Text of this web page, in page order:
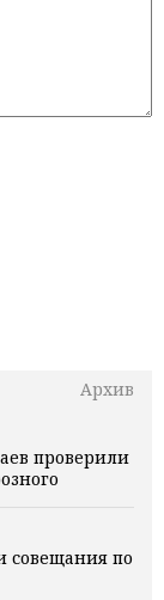
Архив
проверили
совещания по